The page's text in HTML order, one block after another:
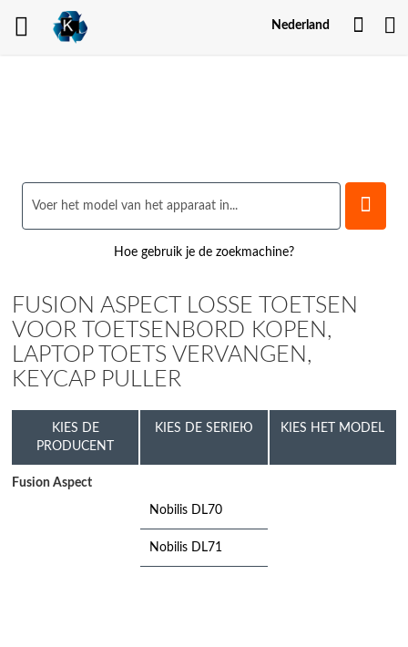
Nederland
Mijn
Hoe gebruik je de zoekmachine?
FUSION ASPECT LOSSE TOETSEN
VOOR TOETSENBORD KOPEN,
LAPTOP TOETS VERVANGEN,
KEYCAP PULLER
KIES DE
PRODUCENT
KIES DE SERIEЮ KIES HET MODEL
Fusion Aspect
Nobilis DL70
Nobilis DL71